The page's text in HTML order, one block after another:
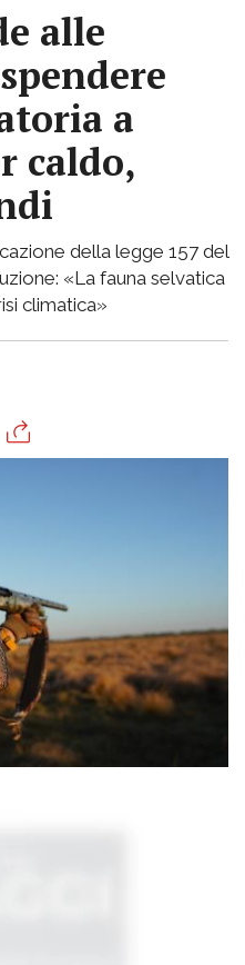
alle
a
caldo,
della legge 157 del
«La fauna selvatica
climatica»